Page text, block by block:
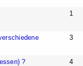
1
3
? 4